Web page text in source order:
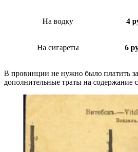
На водку 4
На сигареты 6
В провинции не нужно было платить
дополнительные траты на содержание